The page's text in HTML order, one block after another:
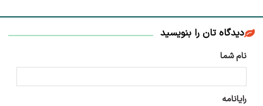
دیدگاه تان را بنویسید
نام شما
رایانامه